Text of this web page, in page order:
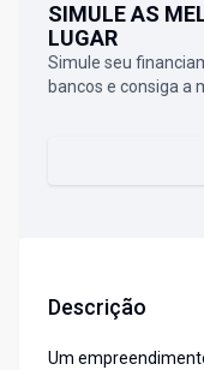
SIMULE AS
LUGAR
Simule seu
bancos e consiga a
Descrição
Um